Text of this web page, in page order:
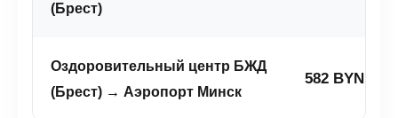
(Брест)
Оздоровительный центр БЖД
(Брест) → Аэропорт Минск
582 BYN